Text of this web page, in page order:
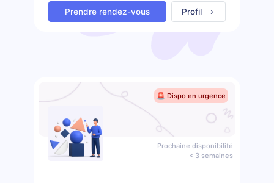
Prendre rendez-vous Profil
🚨 Dispo en urgence
Prochaine disponibilité
< 3 semaines